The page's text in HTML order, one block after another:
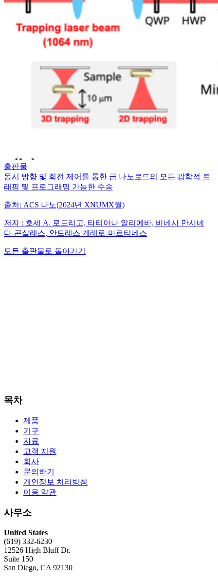
출판물
동시 방향 및 회전 제어를 통한 금 나노로드의 모든 광학적 트
래핑 및 프로그래밍 가능한 수송
출처: ACS 나노(2024년 XNUMX월)
저자 : 호세 A. 로드리고, 타티아나 알리에바, 바네사 만사네
다-곤살레스, 안드레스 게레로-마르티네스
모든 출판물로 돌아가기
목차
제품
기구
자료
고객 지원
회사
문의하기
개인정보 처리방침
이용 약관
사무소
United States
(619) 332-6230
12526 High Bluff Dr.
Suite 150
San Diego, CA 92130